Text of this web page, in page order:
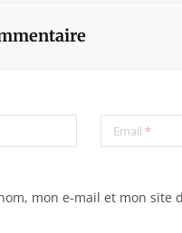
Email*
mon e-mail et mon